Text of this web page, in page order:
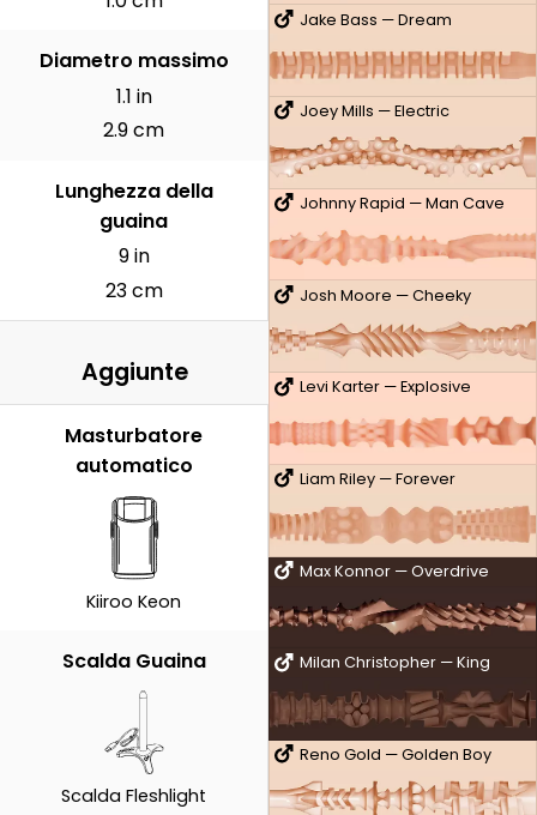
Jake Bass — Dream
Joey Mills — Electric
Johnny Rapid — Man Cave
Josh Moore — Cheeky
Levi Karter — Explosive
Liam Riley — Forever
Max Konnor — Overdrive
Milan Christopher — King
Reno Gold — Golden Boy
Diametro massimo
1.1 in
2.9 cm
Lunghezza della
guaina
9 in
23 cm
Aggiunte
Masturbatore
automatico
Kiiroo Keon
Scalda Guaina
Scalda Fleshlight